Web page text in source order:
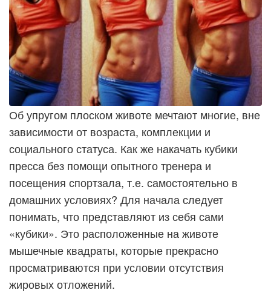
Об упругом плоском животе мечтают многие, вне
зависимости от возраста, комплекции и
социального статуса. Как же накачать кубики
пресса без помощи опытного тренера и
посещения спортзала, т.е. самостоятельно в
домашних условиях? Для начала следует
понимать, что представляют из себя сами
«кубики». Это расположенные на животе
мышечные квадраты, которые прекрасно
просматриваются при условии отсутствия
жировых отложений.